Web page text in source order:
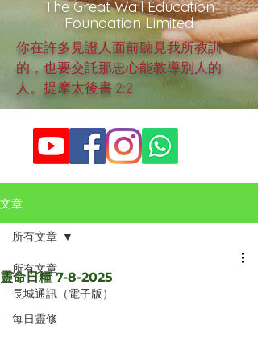
​The Great Wall Education
Foundation Limited
你在許多見證人面前聽見我所教訓
的，也要交託那忠心能教導別人的
人。提摩太後書 2:2
文章
所有文章
長城通訊（電子版）
每日靈修
所有文章
靈命日糧 7-8-2025